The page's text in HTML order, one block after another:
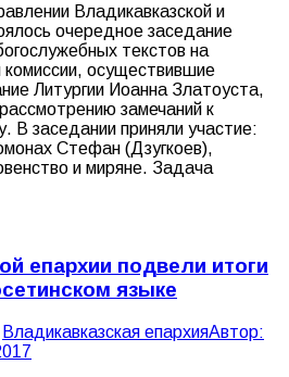
Владикавказской и
очередное заседание
текстов на
комиссии, осуществившие
Литургии Иоанна Златоуста,
замечаний к
В заседании приняли участие:
Стефан (Дзугкоев),
и миряне. Задача
епархии подвели итоги
языке
Владикавказская епархияАвтор: